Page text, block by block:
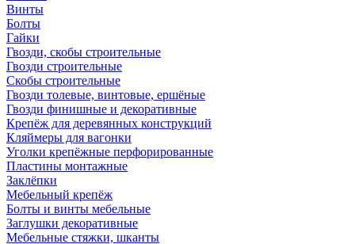
Винты
Болты
Гайки
Гвозди, скобы строительные
Гвозди строительные
Скобы строительные
Гвозди толевые, винтовые, ершёные
Гвозди финишные и декоративные
Крепёж для деревянных конструкций
Кляймеры для вагонки
Уголки крепёжные перфорированные
Пластины монтажные
Заклёпки
Мебельный крепёж
Болты и винты мебельные
Заглушки декоративные
Мебельные стяжки, шканты